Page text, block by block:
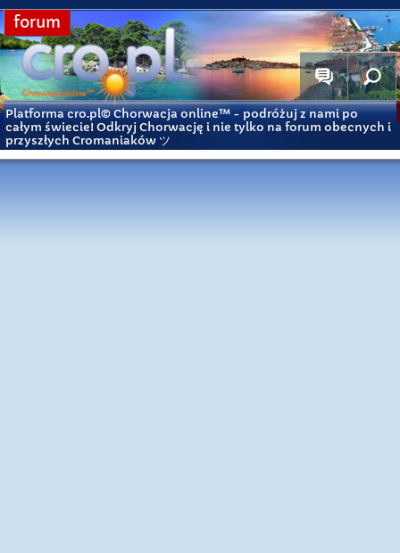
forum
Platforma cro.pl© Chorwacja online™ - podróżuj z nami po
całym świecie! Odkryj Chorwację i nie tylko na forum obecnych i
przyszłych Cromaniaków ツ